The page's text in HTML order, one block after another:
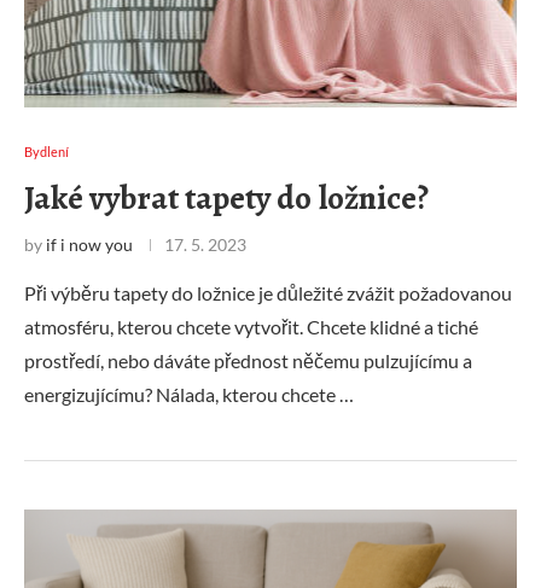
Bydlení
Jaké vybrat tapety do ložnice?
by if i now you 17. 5. 2023
Při výběru tapety do ložnice je důležité zvážit požadovanou
atmosféru, kterou chcete vytvořit. Chcete klidné a tiché
prostředí, nebo dáváte přednost něčemu pulzujícímu a
energizujícímu? Nálada, kterou chcete …